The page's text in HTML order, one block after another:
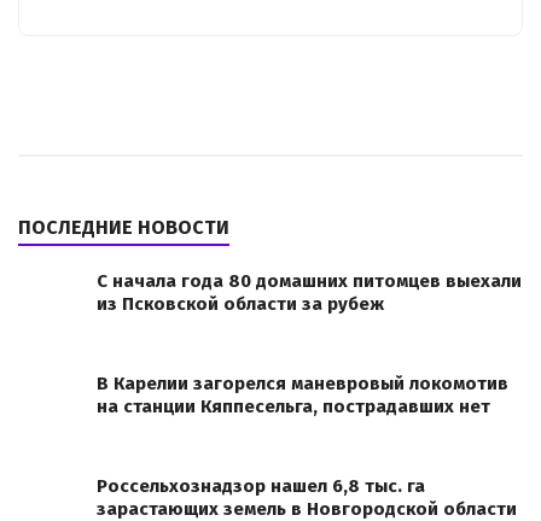
ПОСЛЕДНИЕ НОВОСТИ
С начала года 80 домашних питомцев выехали
из Псковской области за рубеж
В Карелии загорелся маневровый локомотив
на станции Кяппесельга, пострадавших нет
Россельхознадзор нашел 6,8 тыс. га
зарастающих земель в Новгородской области